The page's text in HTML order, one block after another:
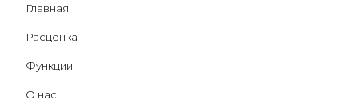
Главная
Расценка
Функции
О нас